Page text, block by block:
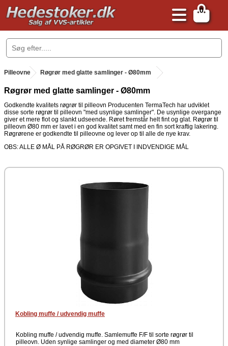
0
.
Pilleovne . Røgrør med glatte samlinger - Ø80mm
Røgrør med glatte samlinger - Ø80mm
Godkendte kvalitets røgrør til pilleovn Producenten TermaTech har udviklet
disse sorte røgrør til pilleovn "med usynlige samlinger". De usynlige overgange
giver et mere flot og slankt udseende. Røret fremstår helt fint og glat. Røgrør til
pilleovn Ø80 mm er lavet i en god kvalitet samt med en fin sort kraftig lakering.
Røgrørene er godkendte til pilleovne og lever op til alle de nye krav.
OBS: ALLE Ø MÅL PÅ RØGRØR ER OPGIVET I INDVENDIGE MÅL
Kobling muffe / udvendig muffe
Kobling muffe / udvendig muffe. Samlemuffe F/F til sorte røgrør til
pilleovn. Uden synlige samlinger og med diameter Ø80 mm